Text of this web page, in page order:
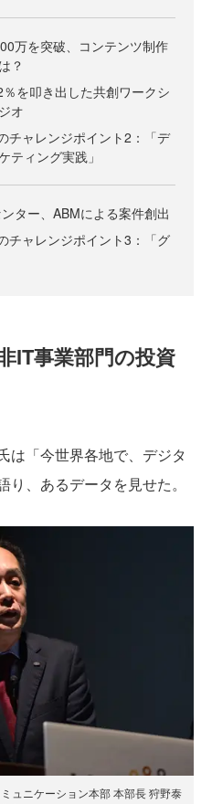
万を突破、コンテンツ制作
？
を叩き出した共創ワークシ
オ
チャレンジポイント2：「デ
ティング実践」
ター、ABMによる案件創出
チャレンジポイント3：「グ
IT事業部門の投資
は「今世界各地で、デジタ
、あるデータを見せた。
ュニケーション本部 本部長 狩野泰